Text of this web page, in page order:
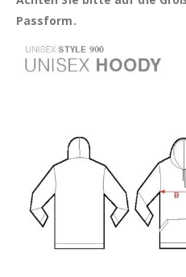
Passform.